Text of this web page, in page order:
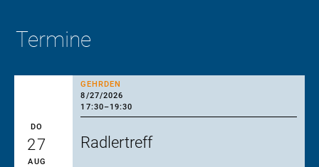
Termine
GEHRDEN
8/27/2026
17:30–19:30
DO
27
AUG
Radlertreff